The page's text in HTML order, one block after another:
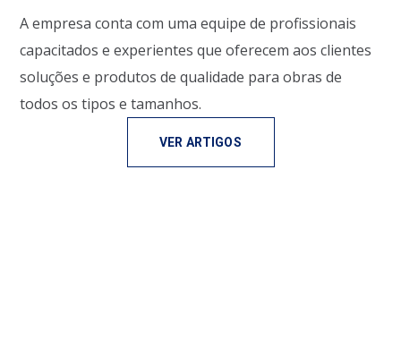
A empresa conta com uma equipe de profissionais
capacitados e experientes que oferecem aos clientes
soluções e produtos de qualidade para obras de
todos os tipos e tamanhos.
VER ARTIGOS